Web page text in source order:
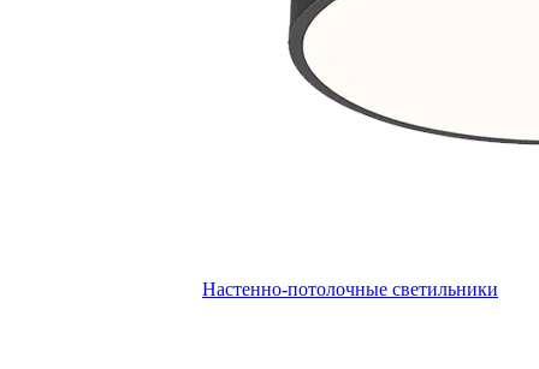
Настенно-потолочные светильники